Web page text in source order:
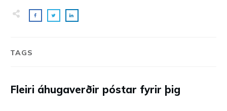
TAGS
Fleiri áhugaverðir póstar fyrir þig